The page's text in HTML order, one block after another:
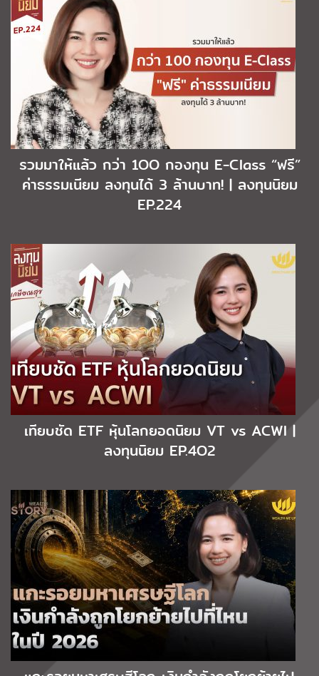
รวมมาให้แล้ว กว่า 1OO กองทุน E-Class “ฟรี”
ค่าธรรมเนียม ลงทุนได้ 3 ล้านบาท! | ลงทุนนิยม
EP.224
เทียบชัด ETF หุ้นโลกยอดนิยม VT vs ACWI |
ลงทุนนิยม EP.4O2